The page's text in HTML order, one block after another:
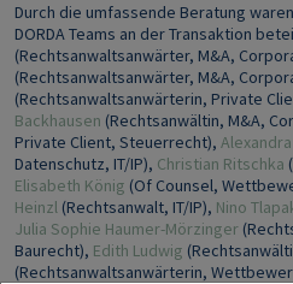
Durch die umfassende Beratung
DORDA Teams an der Transaktion
(Rechtsanwaltsanwärter, M&A,
(Rechtsanwaltsanwärter, M&A,
(Rechtsanwaltsanwärterin, Private
Backhausen (Rechtsanwältin, M&A,
Private Client, Steuerrecht),
Datenschutz, IT/IP), Christian Ritschka
Elisabeth König (Of Counsel,
Heinzl (Rechtsanwalt, IT/IP), Nino
Julia Sophie Haumer-Mörzinger
Baurecht), Edith Ludwig
(Rechtsanwaltsanwärterin,